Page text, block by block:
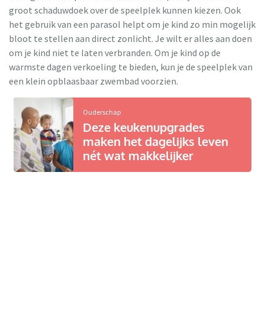
groot schaduwdoek over de speelplek kunnen kiezen. Ook
het gebruik van een parasol helpt om je kind zo min mogelijk
bloot te stellen aan direct zonlicht. Je wilt er alles aan doen
om je kind niet te laten verbranden. Om je kind op de
warmste dagen verkoeling te bieden, kun je de speelplek van
een klein opblaasbaar zwembad voorzien.
Ouderschap
Deze keukenupgrades
maken het dagelijks leven
nét wat makkelijker